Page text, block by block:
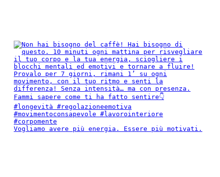
Vogliamo avere più energia. Essere più motivati.